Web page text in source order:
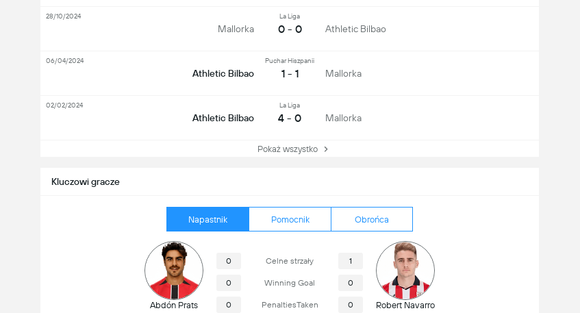
Kluczowi gracze
Napastnik Pomocnik Obrońca
Abdón Prats
0 Celne strzały 1
0 Winning Goal 0
0 PenaltiesTaken 0 Robert Navarro
Mallorka
La Liga
0 - 0 Athletic Bilbao
28/10/2024
Athletic Bilbao
Puchar Hiszpanii
1 - 1 Mallorka
06/04/2024
Athletic Bilbao
La Liga
4 - 0 Mallorka
02/02/2024
Pokaż wszystko